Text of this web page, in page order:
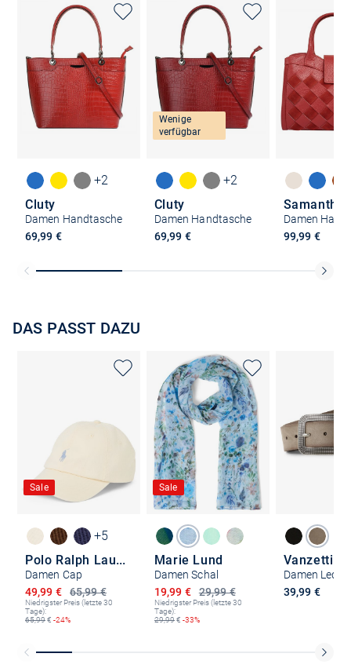
+2
Cluty
Damen Handtasche
69,99 €
Wenige
verfügbar
+2
Cluty
Damen Handtasche
69,99 €
Samantha
Damen
99,99 €
DAS PASST DAZU
Sale
+5
Polo Ralph Lauren
Damen Cap
65,99 €
Ermäßigter Preis
49,99 €
Niedrigster Preis (letzte 30
Tage):
65,99€ -24%
Sale
Marie Lund
Damen Schal
29,99 €
Ermäßigter Preis
19,99 €
Niedrigster Preis (letzte 30
Tage):
29,99€ -33%
Vanzetti
Damen
39,99 €